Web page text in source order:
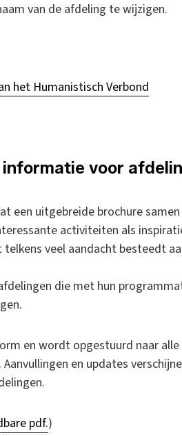
van de afdeling te wijzigen.
het Humanistisch Verbond
voor
een uitgebreide brochure
activiteiten als
veel aandacht besteedt
die met hun
en wordt opgestuurd naar
en updates
pdf.)